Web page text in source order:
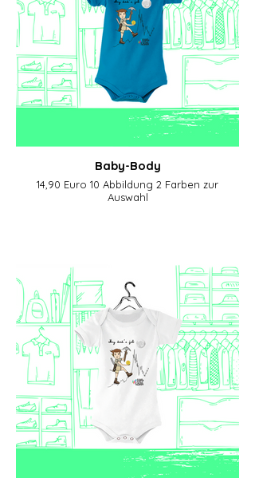
Baby-Body
14,90 Euro 10 Abbildung 2 Farben zur
Auswahl